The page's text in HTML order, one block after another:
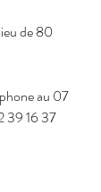
de 80
au 07
39 16 37